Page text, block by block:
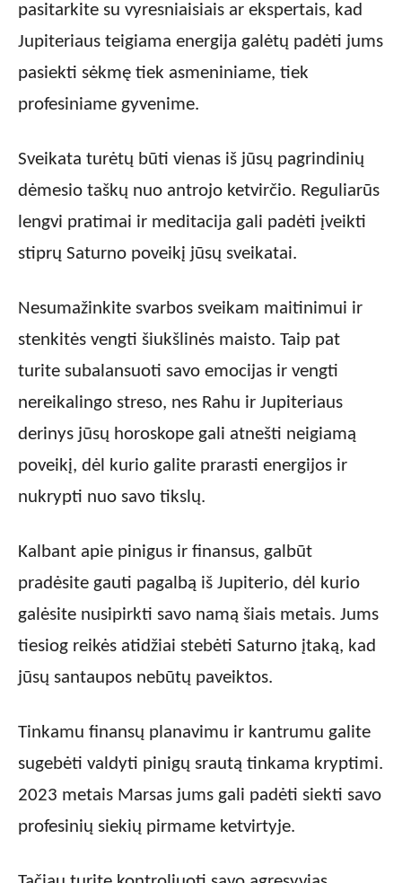
pasitarkite su vyresniaisiais ar ekspertais, kad
Jupiteriaus teigiama energija galėtų padėti jums
pasiekti sėkmę tiek asmeniniame, tiek
profesiniame gyvenime.
Sveikata turėtų būti vienas iš jūsų pagrindinių
dėmesio taškų nuo antrojo ketvirčio. Reguliarūs
lengvi pratimai ir meditacija gali padėti įveikti
stiprų Saturno poveikį jūsų sveikatai.
Nesumažinkite svarbos sveikam maitinimui ir
stenkitės vengti šiukšlinės maisto. Taip pat
turite subalansuoti savo emocijas ir vengti
nereikalingo streso, nes Rahu ir Jupiteriaus
derinys jūsų horoskope gali atnešti neigiamą
poveikį, dėl kurio galite prarasti energijos ir
nukrypti nuo savo tikslų.
Kalbant apie pinigus ir finansus, galbūt
pradėsite gauti pagalbą iš Jupiterio, dėl kurio
galėsite nusipirkti savo namą šiais metais. Jums
tiesiog reikės atidžiai stebėti Saturno įtaką, kad
jūsų santaupos nebūtų paveiktos.
Tinkamu finansų planavimu ir kantrumu galite
sugebėti valdyti pinigų srautą tinkama kryptimi.
2023 metais Marsas jums gali padėti siekti savo
profesinių siekių pirmame ketvirtyje.